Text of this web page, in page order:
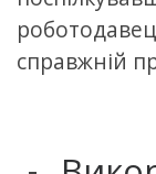
справжній